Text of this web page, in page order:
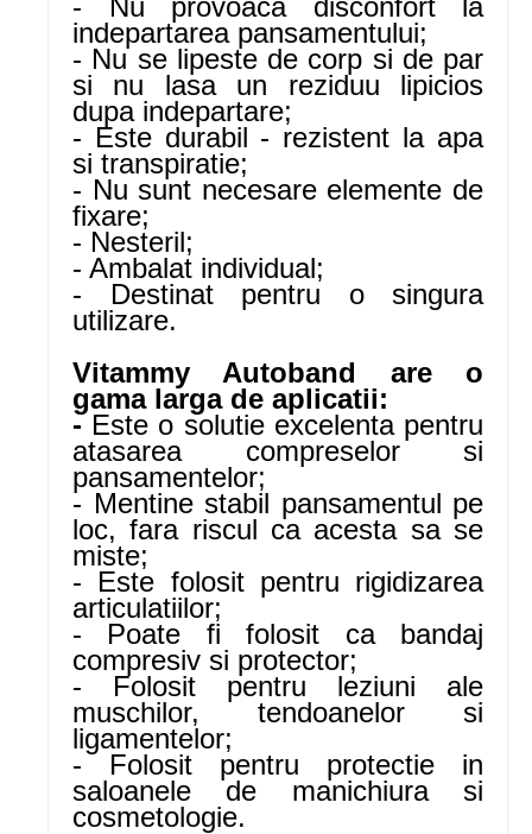
indepartarea pansamentului;
- Nu se lipeste de corp si de par
si nu lasa un reziduu lipicios
dupa indepartare;
- Este durabil - rezistent la apa
si transpiratie;
- Nu sunt necesare elemente de
fixare;
- Nesteril;
- Ambalat individual;
- Destinat pentru o singura
utilizare.
Vitammy Autoband are o
gama larga de aplicatii:
-Este o solutie excelenta pentru
atasarea compreselor si
pansamentelor;
- Mentine stabil pansamentul pe
loc, fara riscul ca acesta sa se
miste;
- Este folosit pentru rigidizarea
articulatiilor;
- Poate fi folosit ca bandaj
compresiv si protector;
- Folosit pentru leziuni ale
muschilor, tendoanelor si
ligamentelor;
- Folosit pentru protectie in
saloanele de manichiura si
cosmetologie.